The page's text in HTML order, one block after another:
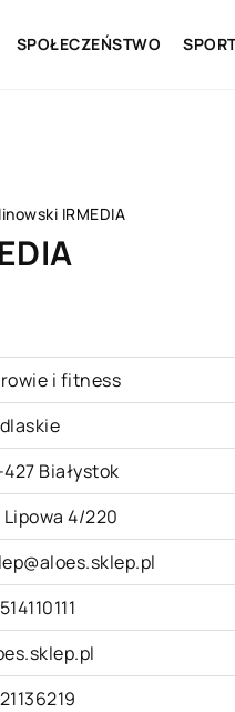
SPOŁECZEŃSTWO
IRMEDIA
i fitness
427 Białystok
Lipowa 4/220